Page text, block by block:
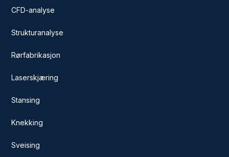
CFD-analyse
Strukturanalyse
Rørfabrikasjon
Laserskjæring
Stansing
Knekking
Sveising